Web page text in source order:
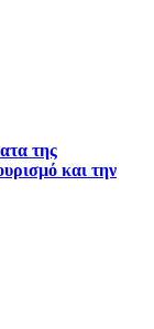
της
και την